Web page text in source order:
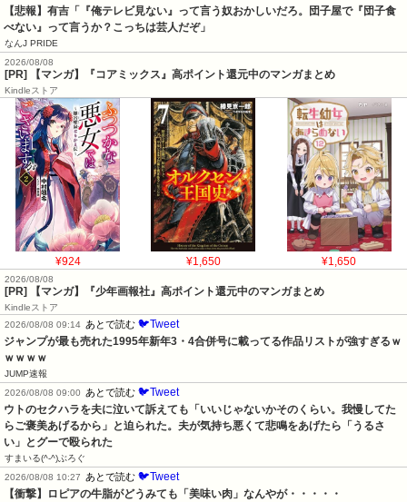
【悲報】有吉「『俺テレビ見ない』って言う奴おかしいだろ。団子屋で『団子食
べない』って言うか？こっちは芸人だぞ」
なんJ PRIDE
2026/08/08
[PR] 【マンガ】『コアミックス』高ポイント還元中のマンガまとめ
Kindleストア
¥924 ¥1,650 ¥1,650
2026/08/08
[PR] 【マンガ】『少年画報社』高ポイント還元中のマンガまとめ
Kindleストア
2026/08/08 09:14 あとで読む 🐦Tweet
ジャンプが最も売れた1995年新年3・4合併号に載ってる作品リストが強すぎるｗ
ｗｗｗｗ
JUMP速報
2026/08/08 09:00
あとで読む 🐦Tweet
ウトのセクハラを夫に泣いて訴えても「いいじゃないかそのくらい。我慢してた
らご褒美あげるから」と迫られた。夫が気持ち悪くて悲鳴をあげたら「うるさ
い」とグーで殴られた
すまいる(^-^)ぶろぐ
2026/08/08 10:27
あとで読む 🐦Tweet
【衝撃】ロピアの牛脂がどうみても「美味い肉」なんやが・・・・・